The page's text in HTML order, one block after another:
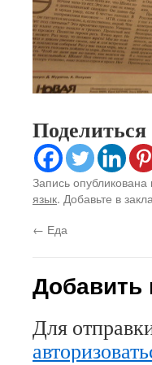
Поделиться
Запись опубликована
язык. Добавьте в
← Еда
Добавить
Для